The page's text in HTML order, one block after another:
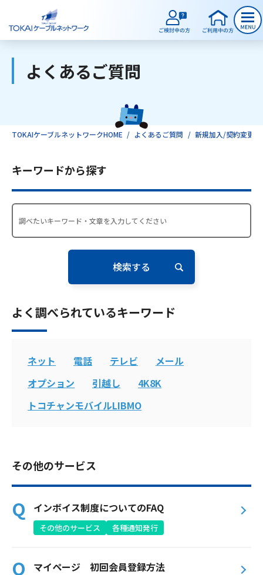
ご検討中のお客様
ご利用中のお客様
サービスのご案内
インターネット
電話
おトクな情報
対応エリア
お電話でのお問い合わせ
受付時間：9:30〜18:00 年中無休
Webメール
よくあるご質問
TOKAIケーブルネットワークHOME よくあるご質問 新規加入/契約変更/
キーワードから探す
よく調べられているキーワード
ネット 電話 テレビ
メール
オプション
引越し
4K8K
トコチャンモバイルLIBMO
その他のサービス
インボイス制度についてのFAQ
その他のサービス 各種通知発行
マイページ 初回会員登録方法